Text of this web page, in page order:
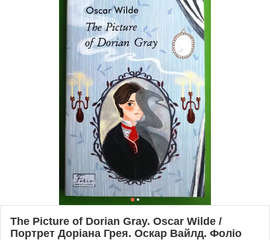
The Picture of Dorian Gray. Oscar Wilde /
Портрет Доріана Грея. Оскар Вайлд. Фоліо